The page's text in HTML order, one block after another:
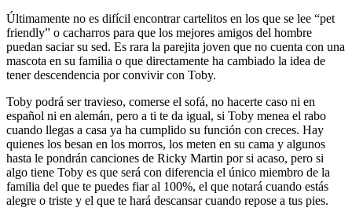
Últimamente no es difícil encontrar cartelitos en los que se lee “pet
friendly” o cacharros para que los mejores amigos del hombre
puedan saciar su sed. Es rara la parejita joven que no cuenta con una
mascota en su familia o que directamente ha cambiado la idea de
tener descendencia por convivir con Toby.
Toby podrá ser travieso, comerse el sofá, no hacerte caso ni en
español ni en alemán, pero a ti te da igual, si Toby menea el rabo
cuando llegas a casa ya ha cumplido su función con creces. Hay
quienes los besan en los morros, los meten en su cama y algunos
hasta le pondrán canciones de Ricky Martin por si acaso, pero si
algo tiene Toby es que será con diferencia el único miembro de la
familia del que te puedes fiar al 100%, el que notará cuando estás
alegre o triste y el que te hará descansar cuando repose a tus pies.